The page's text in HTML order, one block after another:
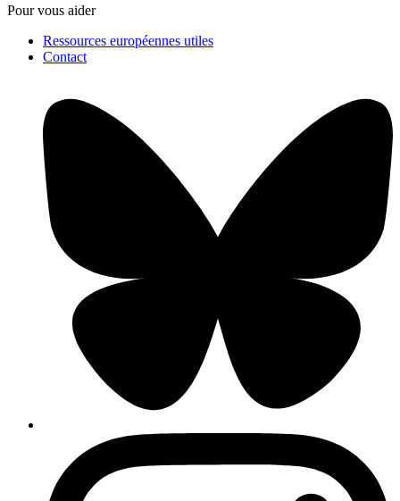
Pour vous aider
Ressources européennes utiles
Contact